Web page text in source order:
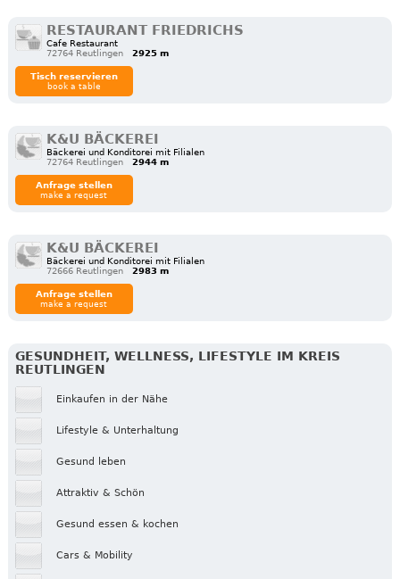
RESTAURANT FRIEDRICHS
Cafe Restaurant
72764 Reutlingen
2925 m
Tisch reservieren
book a table
K&U BÄCKEREI
Bäckerei und Konditorei mit Filialen
72764 Reutlingen
2944 m
Anfrage stellen
make a request
K&U BÄCKEREI
Bäckerei und Konditorei mit Filialen
72666 Reutlingen
2983 m
Anfrage stellen
make a request
GESUNDHEIT, WELLNESS, LIFESTYLE IM KREIS
REUTLINGEN
Einkaufen in der Nähe
Lifestyle & Unterhaltung
Gesund leben
Attraktiv & Schön
Gesund essen & kochen
Cars & Mobility